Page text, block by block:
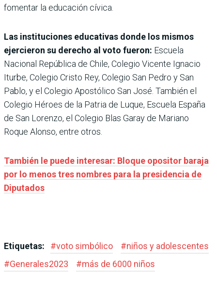
fomentar la educación cívica.
Las instituciones educativas donde los mismos
ejercieron su derecho al voto fueron: Escuela
Nacional República de Chile, Colegio Vicente Ignacio
Iturbe, Colegio Cristo Rey, Colegio San Pedro y San
Pablo, y el Colegio Apostólico San José. También el
Colegio Héroes de la Patria de Luque, Escuela España
de San Lorenzo, el Colegio Blas Garay de Mariano
Roque Alonso, entre otros.
También le puede interesar: Bloque opositor baraja
por lo menos tres nombres para la presidencia de
Diputados
Etiquetas: #voto simbólico #niños y adolescentes
#Generales2023 #más de 6000 niños